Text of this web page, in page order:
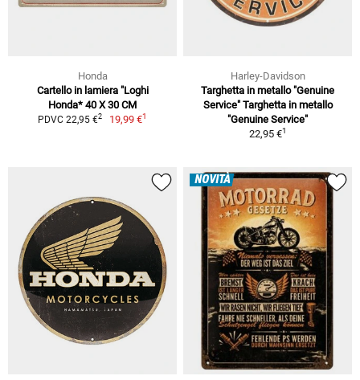
Honda
Cartello in lamiera "Loghi
Honda* 40 X 30 CM
PDVC 22,95 €2 19,99 €1
Harley-Davidson
Targhetta in metallo "Genuine
Service" Targhetta in metallo
"Genuine Service"
22,95 €1
NOVITÀ